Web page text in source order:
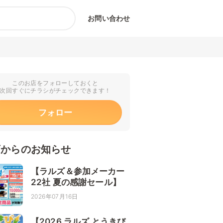
お問い合わせ
このお店をフォローしておくと
次回すぐにチラシがチェックできます！
フォロー
らのお知らせ
【ラルズ＆参加メーカー
22社 夏の感謝セール】
2026年07月16日